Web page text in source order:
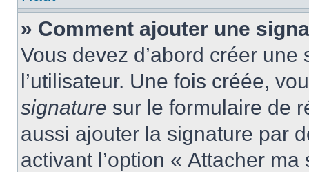
» Comment ajouter une
Vous devez d’abord créer
l’utilisateur. Une fois créée,
signature sur le formulaire de
aussi ajouter la signature par
activant l’option « Attacher